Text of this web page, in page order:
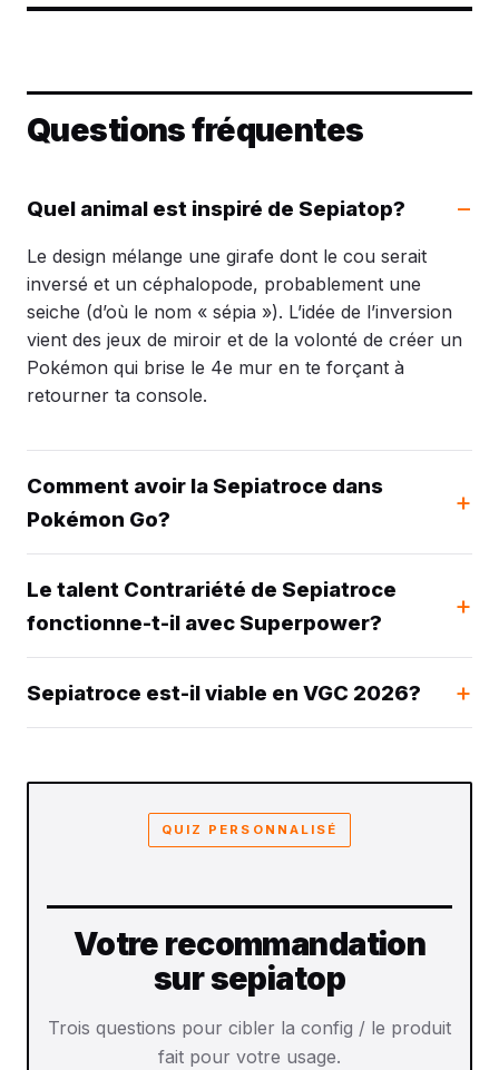
Questions fréquentes
Quel animal est inspiré de Sepiatop?
Le design mélange une girafe dont le cou serait
inversé et un céphalopode, probablement une
seiche (d’où le nom « sépia »). L’idée de l’inversion
vient des jeux de miroir et de la volonté de créer un
Pokémon qui brise le 4e mur en te forçant à
retourner ta console.
Comment avoir la Sepiatroce dans
Pokémon Go?
Le talent Contrariété de Sepiatroce
fonctionne-t-il avec Superpower?
Sepiatroce est-il viable en VGC 2026?
QUIZ PERSONNALISÉ
Votre recommandation
sur sepiatop
Trois questions pour cibler la config / le produit
fait pour votre usage.